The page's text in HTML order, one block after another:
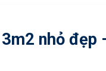
nhỏ đẹp